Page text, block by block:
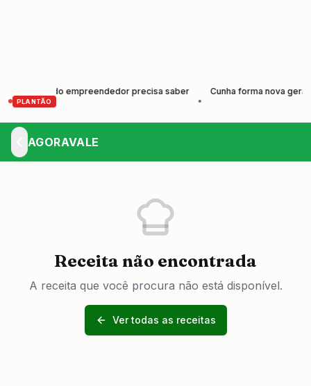
PLANTÃO
todo empreendedor precisa saber
Cunha forma nova geração de
AGORAVALE
Receita não encontrada
A receita que você procura não está disponível.
Ver todas as receitas